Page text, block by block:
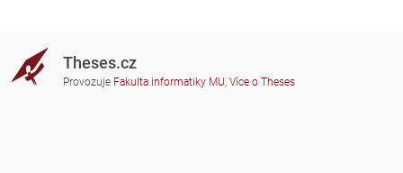
Theses.cz
Provozuje Fakulta informatiky MU, Více o Theses